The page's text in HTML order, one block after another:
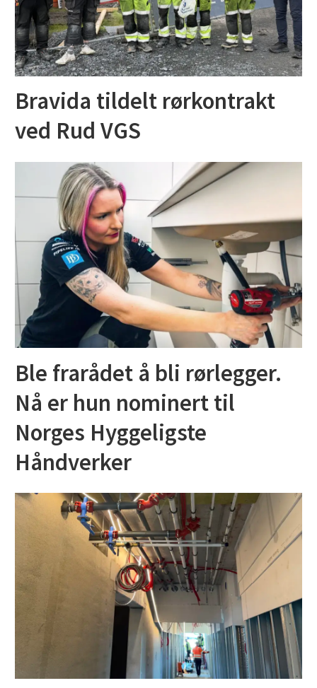
Bravida tildelt rørkontrakt
ved Rud VGS
Ble frarådet å bli rørlegger.
Nå er hun nominert til
Norges Hyggeligste
Håndverker